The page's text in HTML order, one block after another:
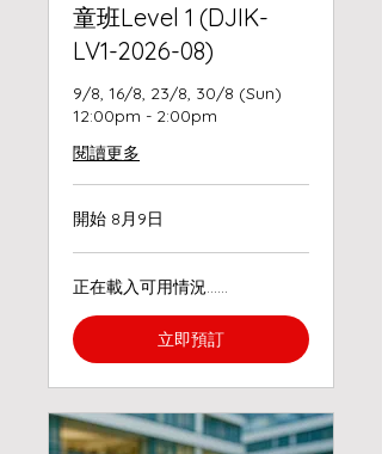
童班Level 1 (DJIK-
LV1-2026-08)
9/8, 16/8, 23/8, 30/8 (Sun)
12:00pm - 2:00pm
閱讀更多
開始 8月9日
正在載入可用情況……
立即預訂